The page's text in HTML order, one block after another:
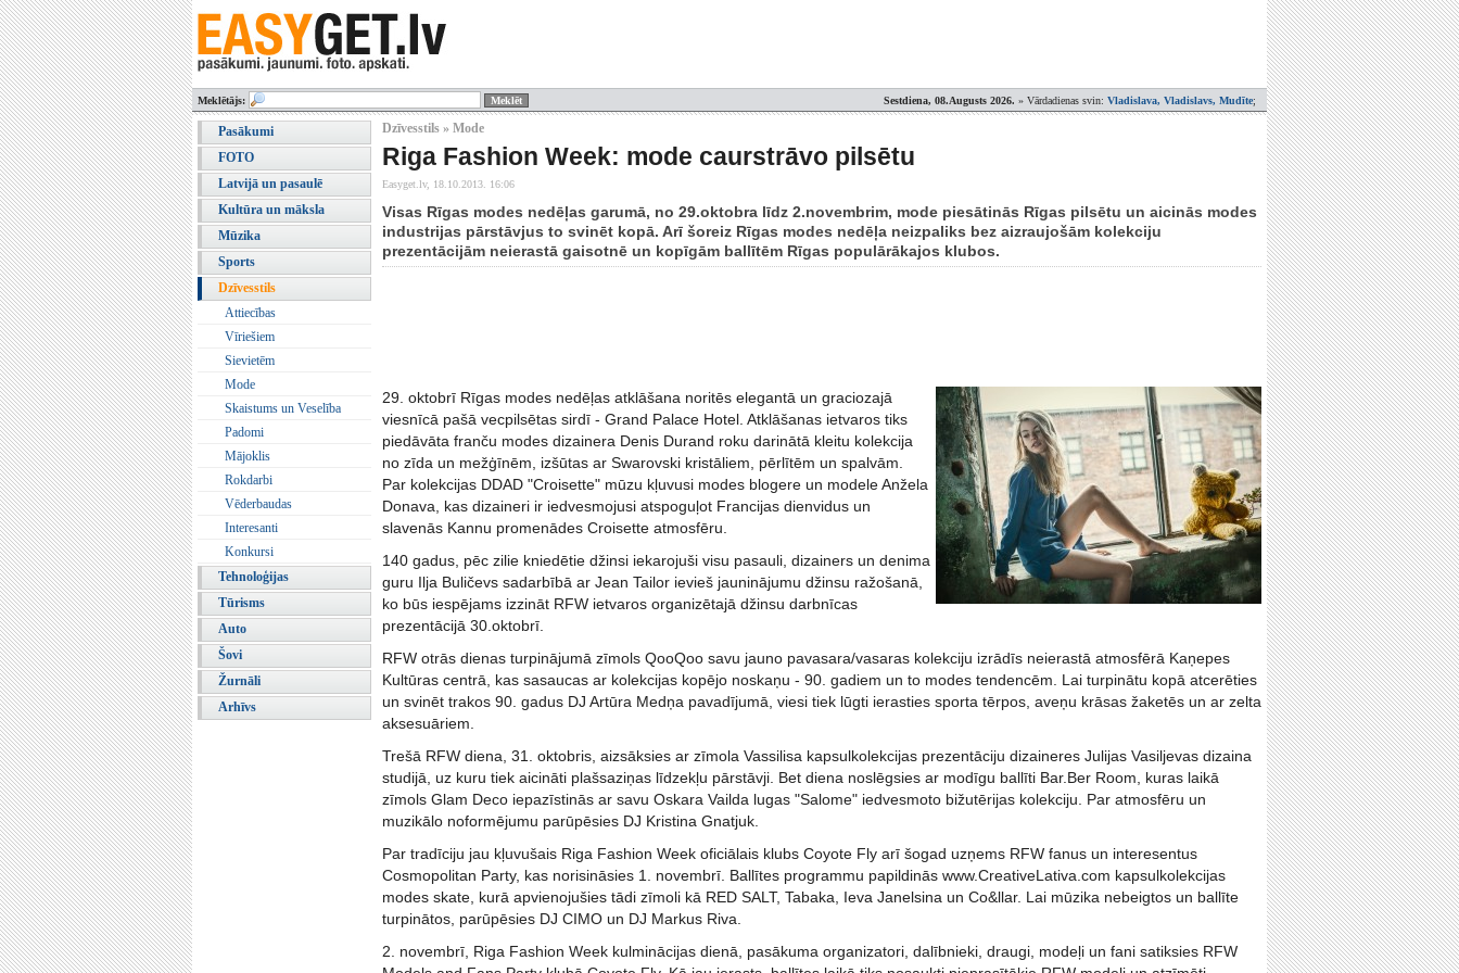
Sestdiena, 08.Augusts 2026. » Vārdadienas svin: Vladislava, Vladislavs, Mudīte;
Meklētājs:
Pasākumi
FOTO
Latvijā un pasaulē
Kultūra un māksla
Mūzika
Sports
Dzīvesstils
Attiecības
Vīriešiem
Sievietēm
Mode
Skaistums un Veselība
Padomi
Mājoklis
Rokdarbi
Vēderbaudas
Interesanti
Konkursi
Tehnoloģijas
Tūrisms
Auto
Šovi
Žurnāli
Arhīvs
Dzīvesstils » Mode
Riga Fashion Week: mode caurstrāvo pilsētu
Easyget.lv, 18.10.2013. 16:06
Visas Rīgas modes nedēļas garumā, no 29.oktobra līdz 2.novembrim, mode piesātinās Rīgas pilsētu un aicinās modes
industrijas pārstāvjus to svinēt kopā. Arī šoreiz Rīgas modes nedēļa neizpaliks bez aizraujošām kolekciju
prezentācijām neierastā gaisotnē un kopīgām ballītēm Rīgas populārākajos klubos.
29. oktobrī Rīgas modes nedēļas atklāšana noritēs elegantā un graciozajā
viesnīcā pašā vecpilsētas sirdī - Grand Palace Hotel. Atklāšanas ietvaros tiks
piedāvāta franču modes dizainera Denis Durand roku darinātā kleitu kolekcija
no zīda un mežģīnēm, izšūtas ar Swarovski kristāliem, pērlītēm un spalvām.
Par kolekcijas DDAD "Croisette" mūzu kļuvusi modes blogere un modele Anžela
Donava, kas dizaineri ir iedvesmojusi atspoguļot Francijas dienvidus un
slavenās Kannu promenādes Croisette atmosfēru.
140 gadus, pēc zilie kniedētie džinsi iekarojuši visu pasauli, dizainers un denima
guru Ilja Buličevs sadarbībā ar Jean Tailor ievieš jauninājumu džinsu ražošanā,
ko būs iespējams izzināt RFW ietvaros organizētajā džinsu darbnīcas
prezentācijā 30.oktobrī.
RFW otrās dienas turpinājumā zīmols QooQoo savu jauno pavasara/vasaras kolekciju izrādīs neierastā atmosfērā Kaņepes
Kultūras centrā, kas sasaucas ar kolekcijas kopējo noskaņu - 90. gadiem un to modes tendencēm. Lai turpinātu kopā atcerēties
un svinēt trakos 90. gadus DJ Artūra Medņa pavadījumā, viesi tiek lūgti ierasties sporta tērpos, aveņu krāsas žaketēs un ar zelta
aksesuāriem.
Trešā RFW diena, 31. oktobris, aizsāksies ar zīmola Vassilisa kapsulkolekcijas prezentāciju dizaineres Julijas Vasiljevas dizaina
studijā, uz kuru tiek aicināti plašsaziņas līdzekļu pārstāvji. Bet diena noslēgsies ar modīgu ballīti Bar.Ber Room, kuras laikā
zīmols Glam Deco iepazīstinās ar savu Oskara Vailda lugas "Salome" iedvesmoto bižutērijas kolekciju. Par atmosfēru un
muzikālo noformējumu parūpēsies DJ Kristina Gnatjuk.
Par tradīciju jau kļuvušais Riga Fashion Week oficiālais klubs Coyote Fly arī šogad uzņems RFW fanus un interesentus
Cosmopolitan Party, kas norisināsies 1. novembrī. Ballītes programmu papildinās www.CreativeLativa.com kapsulkolekcijas
modes skate, kurā apvienojušies tādi zīmoli kā RED SALT, Tabaka, Ieva Janelsina un Co&llar. Lai mūzika nebeigtos un ballīte
turpinātos, parūpēsies DJ CIMO un DJ Markus Riva.
2. novembrī, Riga Fashion Week kulminācijas dienā, pasākuma organizatori, dalībnieki, draugi, modeļi un fani satiksies RFW